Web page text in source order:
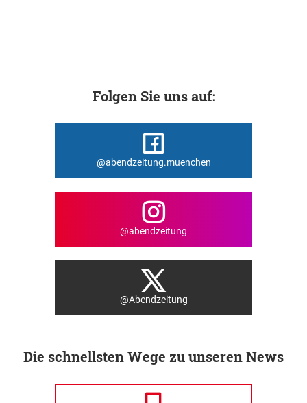
Folgen Sie uns auf:
@abendzeitung.muenchen
@abendzeitung
@Abendzeitung
Die schnellsten Wege zu unseren News